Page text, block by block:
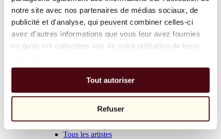
notre site avec nos partenaires de médias sociaux, de
publicité et d'analyse, qui peuvent combiner celles-ci
avec d'autres informations que vous leur avez fournies
ou qu'ils ont collectées lors de votre utilisation de leurs
Tout autoriser
Refuser
Balloon Dog (Orange)
Jeff Koons
10 000 €
Parcourir
Tous les sculpteurs
Tous les photographes
Tous les artistes